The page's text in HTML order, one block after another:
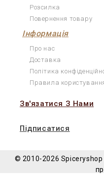
Розсилка
Повернення товару
Інформація
Про нас
Доставка
Політика
Правила
Зв'язатися З Нами
Підписатися
© 2010-2026 Spiceryshop